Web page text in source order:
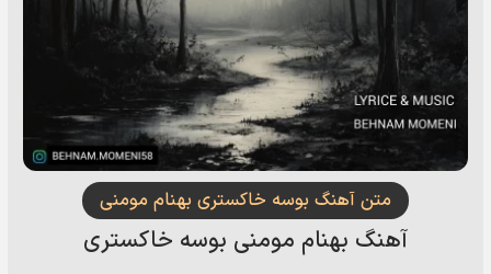
متن آهنگ بوسه خاکستری بهنام مومنی
آهنگ بهنام مومنی بوسه خاکستری